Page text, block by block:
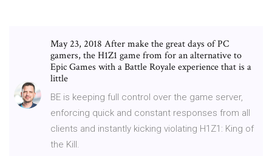
May 23, 2018 After make the great days of PC
gamers, the H1Z1 game from for an alternative to
Epic Games with a Battle Royale experience that is a
little
BE is keeping full control over the game server,
enforcing quick and constant responses from all
clients and instantly kicking violating H1Z1: King of
the Kill.